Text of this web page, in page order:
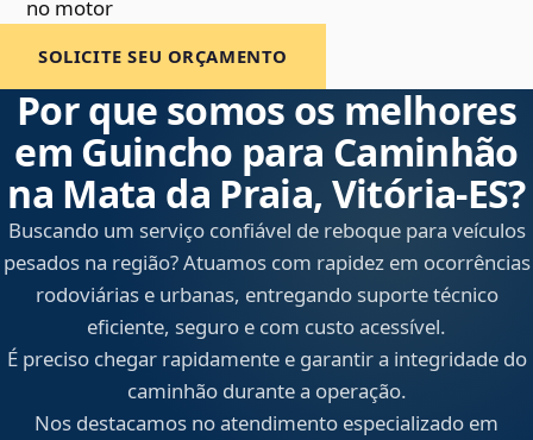
no motor
SOLICITE SEU ORÇAMENTO
Por que somos os melhores
em Guincho para Caminhão
na Mata da Praia, Vitória‑ES?
Buscando um serviço confiável de reboque para veículos
pesados na região? Atuamos com rapidez em ocorrências
rodoviárias e urbanas, entregando suporte técnico
eficiente, seguro e com custo acessível.
É preciso chegar rapidamente e garantir a integridade do
caminhão durante a operação.
Nos destacamos no atendimento especializado em